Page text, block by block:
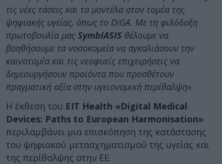
τις νέες τάσεις και τα μοντέλα στον τομέα της
ψηφιακής υγείας, όπως το DiGA. Με τη φιλόδοξη
πρωτοβουλία μας SymbIASIS θέλουμε να
βοηθήσουμε τα νοσοκομεία να αγκαλιάσουν την
καινοτομία και τις νεοφυείς επιχειρήσεις να
δημιουργήσουν προϊόντα που προσθέτουν
πραγματική αξία στην υγειονομική περίθαλψη».
Η έκθεση του EIT Health «Digital Medical
Devices: Paths to European Harmonisation»
περιλαμβάνει μια επισκόπηση της κατάστασης
του ψηφιακού μετασχηματισμού της υγείας και
της περίθαλψης στην ΕΕ.